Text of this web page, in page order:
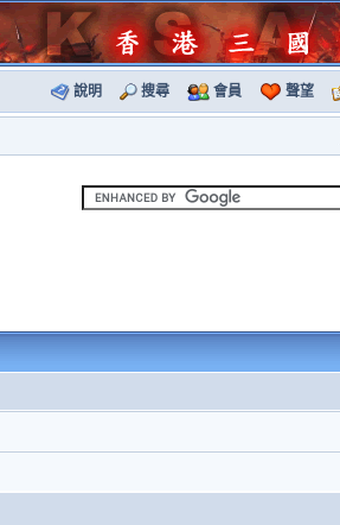
說明 搜尋 會員 聲望